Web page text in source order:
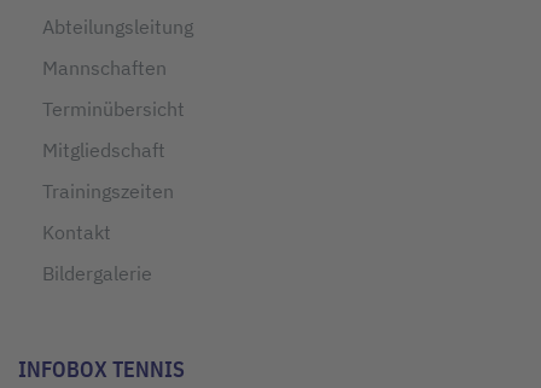
Abteilungsleitung
Mannschaften
Terminübersicht
Mitgliedschaft
Trainingszeiten
Kontakt
Bildergalerie
INFOBOX TENNIS